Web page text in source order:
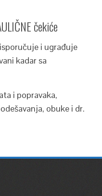
čekiće
i ugrađuje
kadar sa
i popravaka,
obuke i dr.